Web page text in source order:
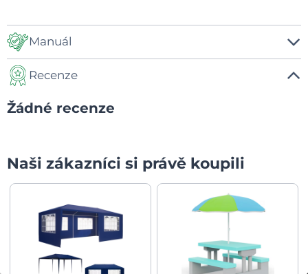
Manuál
Manuál
Recenze
Žádné recenze
Naši zákazníci si právě koupili